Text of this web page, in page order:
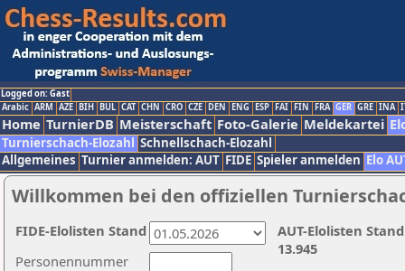
Logged on: Gast
Arabic ARM AZE BIH BUL CAT CHN CRO CZE DEN ENG ESP FAI FIN FRA GER GRE INA
Home TurnierDB Meisterschaft Foto-Galerie Meldekartei
Turnierschach-Elozahl Schnellschach-Elozahl
Allgemeines Turnier anmelden: AUT FIDE Spieler anmelden Elo
Willkommen bei den offiziellen
Personennummer
AUT-Elolisten
13.945
FIDE-Elolisten Stand